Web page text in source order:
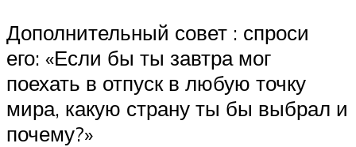
Дополнительный совет : спроси
его: «Если бы ты завтра мог
поехать в отпуск в любую точку
мира, какую страну ты бы выбрал и
почему?»